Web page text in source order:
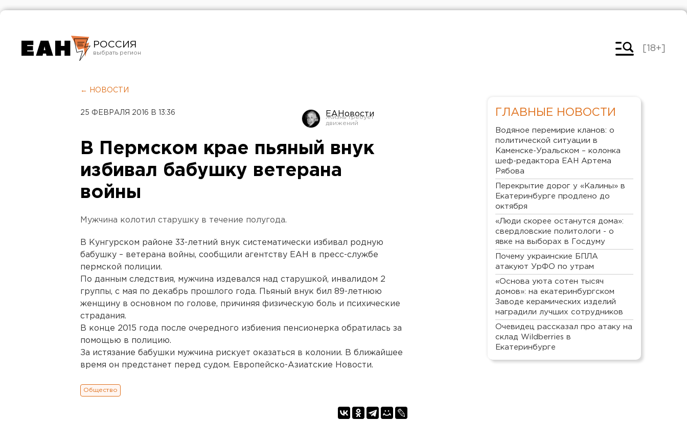
РОССИЯ
Челябинск
[18+]
← НОВОСТИ
25 ФЕВРАЛЯ 2016 В 13:36 ЕАНовости
В Пермском крае пьяный внук
избивал бабушку ветерана
войны
Мужчина колотил старушку в течение полугода.
В Кунгурском районе 33-летний внук систематически избивал родную
бабушку – ветерана войны, сообщили агентству ЕАН в пресс-службе
пермской полиции.
По данным следствия, мужчина издевался над старушкой, инвалидом 2
группы, с мая по декабрь прошлого года. Пьяный внук бил 89-летнюю
женщину в основном по голове, причиняя физическую боль и психические
страдания.
В конце 2015 года после очередного избиения пенсионерка обратилась за
помощью в полицию.
За истязание бабушки мужчина рискует оказаться в колонии. В ближайшее
время он предстанет перед судом. Европейско-Азиатские Новости.
Общество
ГЛАВНЫЕ НОВОСТИ
Водяное перемирие кланов: о
политической ситуации в
Каменске-Уральском – колонка
шеф-редактора ЕАН Артема
Рябова
Перекрытие дорог у «Калины» в
Екатеринбурге продлено до
октября
«Люди скорее останутся дома»:
свердловские политологи - о
явке на выборах в Госдуму
Почему украинские БПЛА
атакуют УрФО по утрам
«Основа уюта сотен тысяч
домов»: на екатеринбургском
Заводе керамических изделий
наградили лучших сотрудников
Очевидец рассказал про атаку на
склад Wildberries в
Екатеринбурге